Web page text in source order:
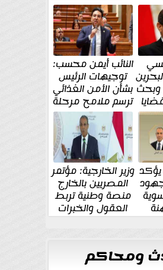
وبحث
النائب أيمن محسب:
توجيهات الرئيس
بشأن الأمن الغذائي
ترسم ملامح مرحلة
جديدة
يؤكد وزير الخارجية: مؤتمر
المصريين بالخارج
منصة وطنية تربط
العقول والخبرات
المصرية بالدولة
ومحاكم